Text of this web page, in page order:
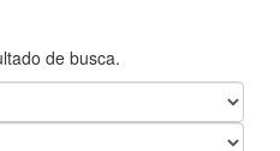
de busca.